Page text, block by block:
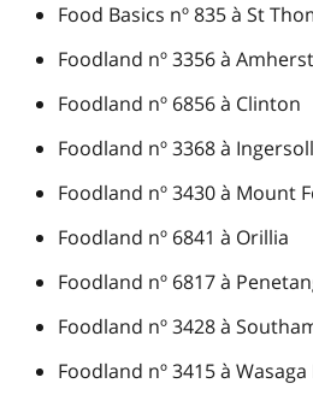
Food Basics nº 835 à St
Foodland nº 3356 à
Foodland nº 6856 à Clinton
Foodland nº 3368 à Ingersoll
Foodland nº 3430 à Mount
Foodland nº 6841 à Orillia
Foodland nº 6817 à
Foodland nº 3428 à
Foodland nº 3415 à Wasaga